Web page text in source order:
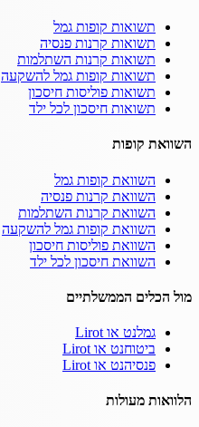
תשואות קופות גמל
תשואות קרנות פנסיה
תשואות קרנות השתלמות
תשואות קופות גמל להשקעה
תשואות פוליסות חיסכון
תשואות חיסכון לכל ילד
השוואת קופות
השוואת קופות גמל
השוואת קרנות פנסיה
השוואת קרנות השתלמות
השוואת קופות גמל להשקעה
השוואת פוליסות חיסכון
השוואת חיסכון לכל ילד
מול הכלים הממשלתיים
גמלנט או Lirot
ביטוחנט או Lirot
פנסיהנט או Lirot
הלוואות מעולות